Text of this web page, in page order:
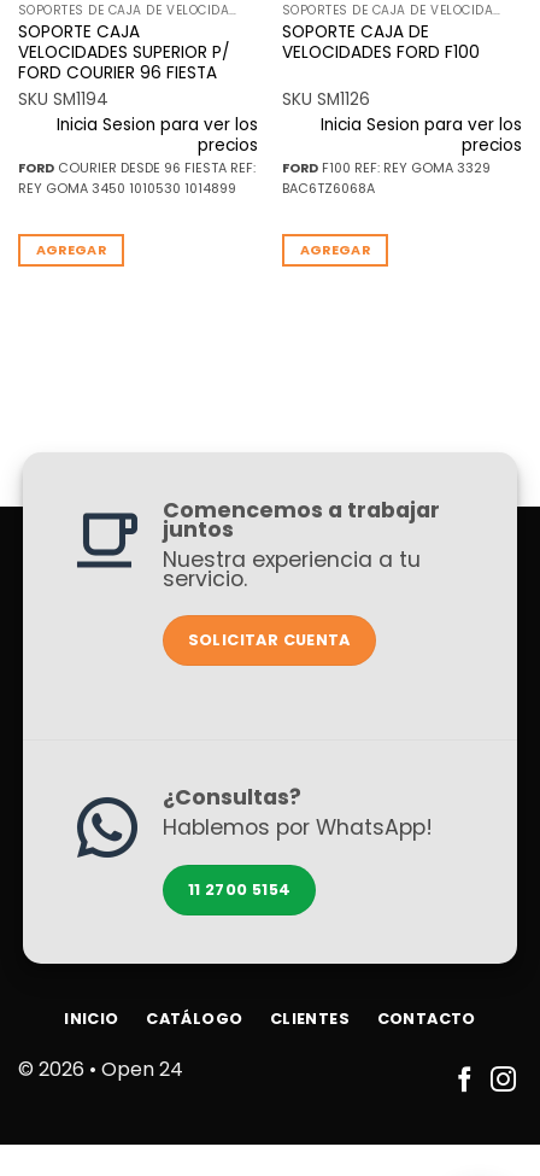
SOPORTES DE CAJA DE VELOCIDADES
SOPORTE CAJA
VELOCIDADES SUPERIOR P/
FORD COURIER 96 FIESTA
SKU SM1194
Inicia Sesion para ver los
precios
FORDCOURIER DESDE 96 FIESTA REF:
REY GOMA 3450 1010530 1014899
AGREGAR
SOPORTES DE CAJA DE VELOCIDADES
SOPORTE CAJA DE
VELOCIDADES FORD F100
SKU SM1126
Inicia Sesion para ver los
precios
FORDF100 REF: REY GOMA 3329
BAC6TZ6068A
AGREGAR
Comencemos a trabajar
juntos
Nuestra experiencia a tu
servicio.
SOLICITAR CUENTA
¿Consultas?
Hablemos por WhatsApp!
11 2700 5154
© 2026 • Open 24
INICIO CATÁLOGO CLIENTES CONTACTO